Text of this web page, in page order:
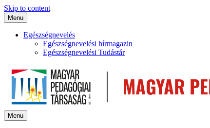
Skip to content
Menu
Egészségnevelés
Egészségnevelési hírmagazin
Egészségnevelési Tudástár
Menu